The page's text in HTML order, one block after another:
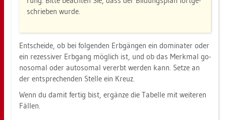
schrie­ben wurde.
Ent­schei­de, ob bei fol­gen­den Erb­gän­gen ein do­mi­na­ter oder
ein re­zes­si­ver Erb­gang mög­lich ist, und ob das Merk­mal go­
no­so­mal oder au­to­so­mal ver­erbt wer­den kann. Setze an
der ent­spre­chen­den Stel­le ein Kreuz.
Wenn du damit fer­tig bist, er­gän­ze die Ta­bel­le mit wei­te­ren
Fäl­len.